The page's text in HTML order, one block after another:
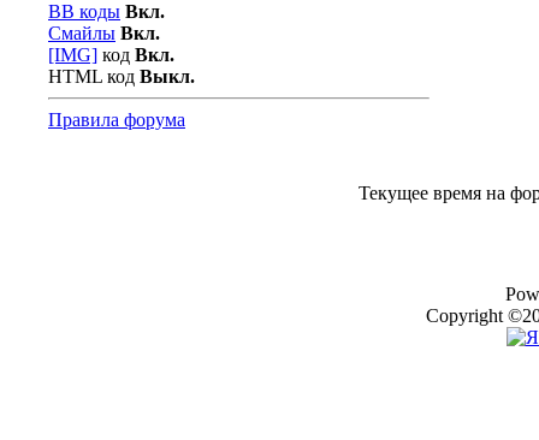
BB коды Вкл.
Смайлы Вкл.
[IMG] код Вкл.
HTML код Выкл.
Правила форума
Текущее время на
Copyright